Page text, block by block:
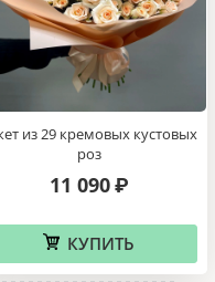
из 29 кремовых кустовых
роз
11 090 ₽
КУПИТЬ